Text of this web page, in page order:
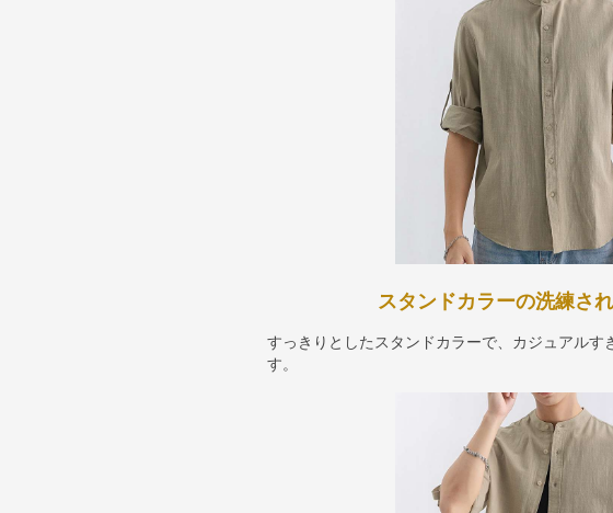
スタンドカラーの洗練さ
すっきりとしたスタンドカラーで、カジュアルす
す。